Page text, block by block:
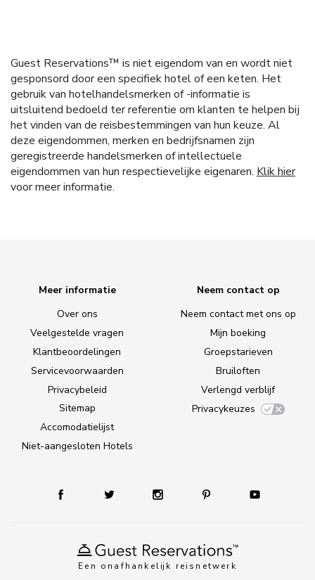
Guest Reservations™ is niet eigendom van en wordt niet
gesponsord door een specifiek hotel of een keten. Het
gebruik van hotelhandelsmerken of -informatie is
uitsluitend bedoeld ter referentie om klanten te helpen bij
het vinden van de reisbestemmingen van hun keuze. Al
deze eigendommen, merken en bedrijfsnamen zijn
geregistreerde handelsmerken of intellectuele
eigendommen van hun respectievelijke eigenaren. Klik hier
voor meer informatie.
Een onafhankelijk reisnetwerk
Meer informatie
Over ons
Veelgestelde vragen
Klantbeoordelingen
Servicevoorwaarden
Privacybeleid
Sitemap
Accomodatielijst
Niet-aangesloten Hotels
Neem contact op
Neem contact met ons op
Mijn boeking
Groepstarieven
Bruiloften
Verlengd verblijf
Privacykeuzes